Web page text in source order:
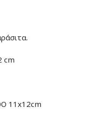
cm
11x12cm